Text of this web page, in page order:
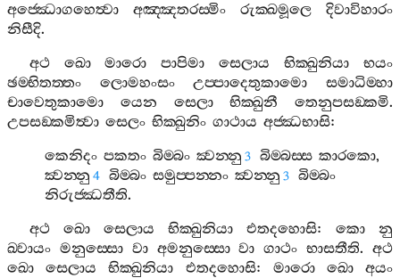
අජ‍්ඣොගහෙත්‍වා
අඤ‍්ඤතරස‍්මිං රුක‍්ඛමූලෙ
දිවාවිහාරං
නිසීදි.
අථ
ඛො මාරො පාපිමා සෙලාය භික‍්ඛුනියා
භයං
ඡම‍්භිතත‍්තං
ලොමහංසං උප‍්පාදෙතුකාමො
සමාධිම‍්හා
චාවෙතුකාමො
යෙන සෙලා භික‍්ඛුනී තෙනුපසඞ‍්කමි.
උපසඞ‍්කමිත්‍වා සෙලං භික‍්ඛුනිං ගාථාය අජ‍්ඣභාසි:
කෙනිදං පකතං බිම‍්බං ක්‍වන‍්නු 3 බිම‍්බස‍්ස කාරකො,
ක්‍වන‍්නු 4 බිම‍්බං සමුප‍්පන‍්නං ක්‍වන‍්නු 3
බිම‍්බං
නිරුජ‍්ඣතීති.
අථ
ඛො සෙලාය භික‍්ඛුනියා එතදහොසි: කො
නු
ඛ‍්වායං මනුස‍්සො වා අමනුස‍්සො වා ගාථං භාසතීති.අථ
ඛො
සෙලාය භික‍්ඛුනියා එතදහොසි: මාරො ඛො
අයං